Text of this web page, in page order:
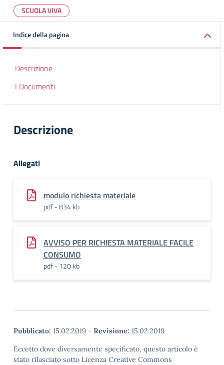
SCUOLA VIVA
Indice della pagina
Descrizione
I Documenti
Descrizione
Allegati
modulo richiesta materiale
pdf - 834 kb
AVVISO PER RICHIESTA MATERIALE FACILE
CONSUMO
pdf - 120 kb
Pubblicato: 15.02.2019 - Revisione: 15.02.2019
Eccetto dove diversamente specificato, questo articolo è
stato rilasciato sotto Licenza Creative Commons